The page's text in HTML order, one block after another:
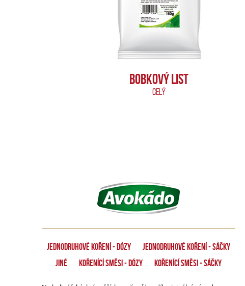
BOBKOVÝ LIST
CELÝ
Jednodruhové koření - dózy
Jednodruhové koření - Sáčky
Jiné
Kořenící směsi - dózy Kořenící směsi - Sáčky